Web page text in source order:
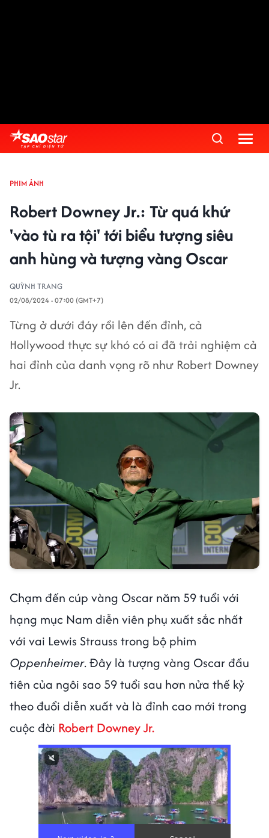
PHIM ẢNH
Robert Downey Jr.: Từ quá khứ
'vào tù ra tội' tới biểu tượng siêu
anh hùng và tượng vàng Oscar
QUỲNH TRANG
02/08/2024 - 07:00 (GMT+7)
Từng ở dưới đáy rồi lên đến đỉnh, cả
Hollywood thực sự khó có ai đã trải nghiệm cả
hai đỉnh của danh vọng rõ như Robert Downey
Jr.
Chạm đến cúp vàng Oscar năm 59 tuổi với
hạng mục Nam diễn viên phụ xuất sắc nhất
với vai Lewis Strauss trong bộ phim
Oppenheimer. Đây là tượng vàng Oscar đầu
tiên của ngôi sao 59 tuổi sau hơn nửa thế kỷ
theo đuổi diễn xuất và là đỉnh cao mới trong
cuộc đời Robert Downey Jr.